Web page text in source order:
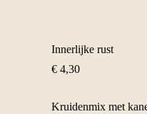
Innerlijke rust
€ 4,30
Kruidenmix met